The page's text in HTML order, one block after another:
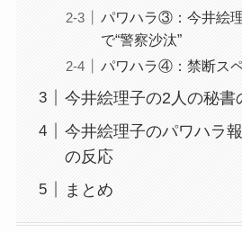
パワハラ③：今井絵
で“警察沙汰”
パワハラ④：禁断ス
今井絵理子の2人の秘書
今井絵理子のパワハラ
の反応
まとめ